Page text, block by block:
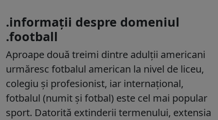
.informații despre domeniul
.football
Aproape două treimi dintre adulții americani
urmăresc fotbalul american la nivel de liceu,
colegiu și profesionist, iar internațional,
fotbalul (numit și fotbal) este cel mai popular
sport. Datorită extinderii termenului, extensia